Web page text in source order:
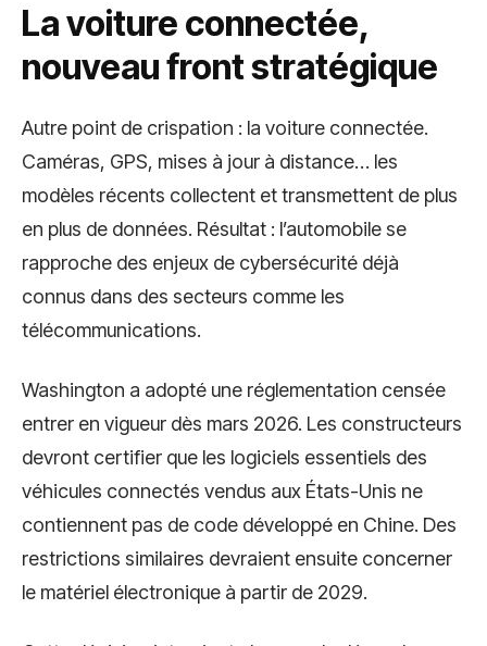
La voiture connectée,
nouveau front stratégique
Autre point de crispation : la voiture connectée.
Caméras, GPS, mises à jour à distance… les
modèles récents collectent et transmettent de plus
en plus de données. Résultat : l’automobile se
rapproche des enjeux de cybersécurité déjà
connus dans des secteurs comme les
télécommunications.
Washington a adopté une réglementation censée
entrer en vigueur dès mars 2026. Les constructeurs
devront certifier que les logiciels essentiels des
véhicules connectés vendus aux États-Unis ne
contiennent pas de code développé en Chine. Des
restrictions similaires devraient ensuite concerner
le matériel électronique à partir de 2029.